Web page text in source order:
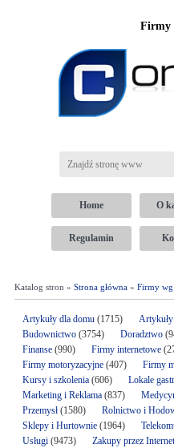
Firmy
Home O
Regulamin
Katalog stron » Strona główna» Firmy
Artykuły dla domu(1715)
Budownictwo(3754) Doradztwo
Finanse(990) Firmy internetowe
Firmy motoryzacyjne(407) Firmy
Kursy i szkolenia(606) Lokale
Marketing i Reklama(837)
Przemysł(1580) Rolnictwo i
Sklepy i Hurtownie(1964)
Usługi(9473) Zakupy przez Internet